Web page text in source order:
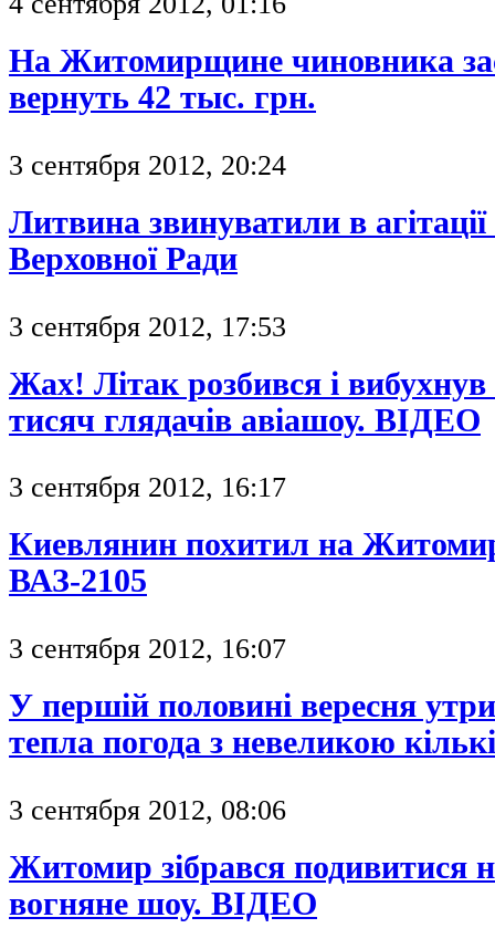
На Житомирщине чиновника
вернуть 42 тыс. грн.
3 сентября 2012, 20:24
Литвина звинуватили в агітації
Верховної Ради
3 сентября 2012, 17:53
Жах! Літак розбився і вибухнув
тисяч глядачів авіашоу. ВІДЕО
3 сентября 2012, 16:17
Киевлянин похитил на
ВАЗ-2105
3 сентября 2012, 16:07
У першій половині вересня
тепла погода з невеликою
3 сентября 2012, 08:06
Житомир зібрався подивитися
вогняне шоу. ВІДЕО